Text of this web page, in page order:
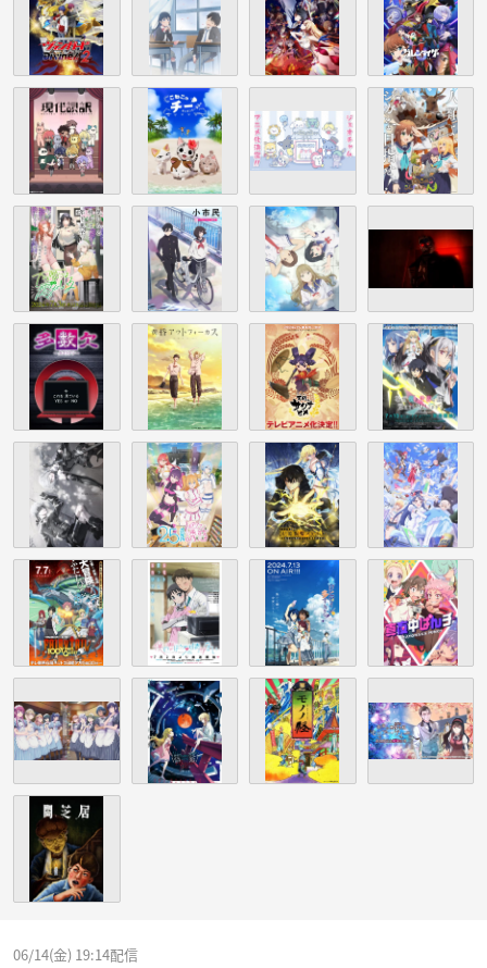
06/14(金) 19:14配信